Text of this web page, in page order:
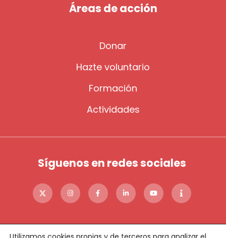
Áreas de acción
Donar
Hazte voluntario
Formación
Actividades
Síguenos en redes sociales